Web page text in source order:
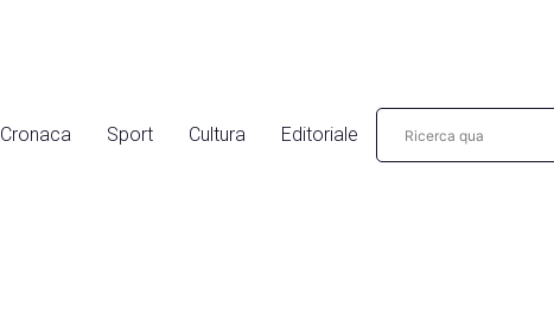
Cronaca Sport Cultura Editoriale